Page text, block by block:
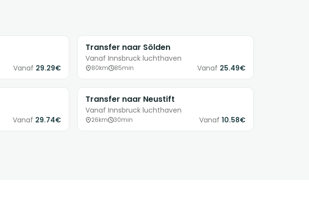
Vanaf 29.29€
Transfer naar Sölden
Vanaf Innsbruck luchthaven
80km 85min Vanaf 25.49€
Vanaf 29.74€
Transfer naar Neustift
Vanaf Innsbruck luchthaven
26km 30min Vanaf 10.58€